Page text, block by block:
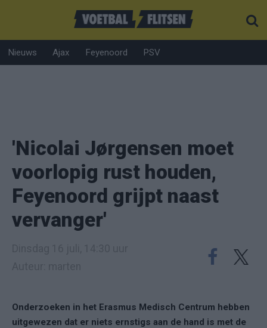
Nieuws Ajax Feyenoord PSV
'Nicolai Jørgensen moet
voorlopig rust houden,
Feyenoord grijpt naast
vervanger'
Onderzoeken in het Erasmus Medisch Centrum hebben
uitgewezen dat er niets ernstigs aan de hand is met de